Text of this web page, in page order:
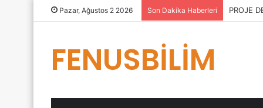
Pazar, Ağustos 2 2026 Son Dakika Haberleri PROJE
FENUSBİLİM